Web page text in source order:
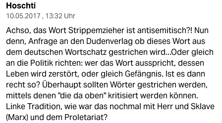
Hoschti
10.05.2017 , 13:32 Uhr
Achso, das Wort Strippemzieher ist antisemitisch?! Nun
denn, Anfrage an den Dudenverlag ob dieses Wort aus
dem deutschen Wortschatz gestrichen wird...Oder gleich
an die Politik richten: wer das Wort ausspricht, dessen
Leben wird zerstört, oder gleich Gefängnis. Ist es dann
recht so? Überhaupt sollten Wörter gestrichen werden,
mittels denen "die da oben" kritisiert werden können.
Linke Tradition, wie war das nochmal mit Herr und Sklave
(Marx) und dem Proletariat?